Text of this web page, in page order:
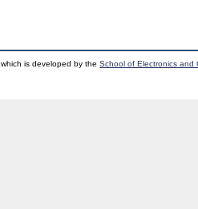
which is developed by theSchool of Electronics and